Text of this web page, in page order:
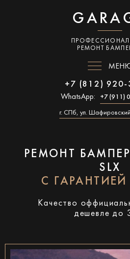
РЕМОНТ
+7 (812) 920-
WhatsApp: +7 (911)
г. СПб, ул.
РЕМОНТ
SLX
С
Качество
дешевле до